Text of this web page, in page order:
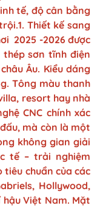
tế, độ cân bằng
Thiết kế sang
2025 -2026 được
sơn tĩnh điện
Âu. Kiểu dáng
Tông màu thanh
resort hay nhà
CNC chính xác
mà còn là một
không gian giải
tế – trải nghiệm
chuẩn của các
Hollywood,
hậu Việt Nam. Mặt